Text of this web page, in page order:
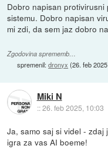
Dobro napisan
sistemu. Dobro napisan
mi zdi, da sem jaz dobro
Zgodovina sprememb…
spremenil:dronyx (26. feb
Miki N
::26. feb 2025, 10:03
Ja, samo saj si videl -
igra za vas AI boeme!